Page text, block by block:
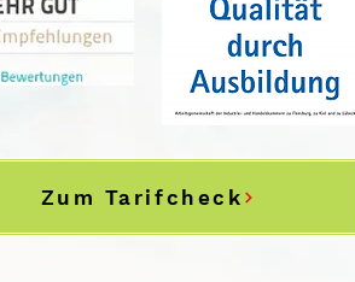
Zum Tarifcheck